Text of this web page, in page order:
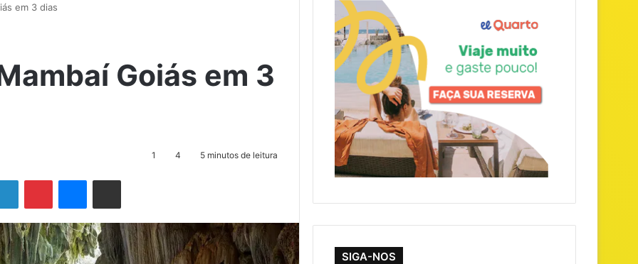
em 3 dias
Goiás em 3
1 4 5 minutos de leitura
LinkedinPinterestMessenger
Compartilhar via e-mail
SIGA-NOS